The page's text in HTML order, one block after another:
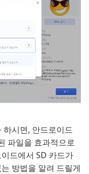
하시면, 안드로이드
파일을 효과적으로
드에서 SD 카드가
방법을 알려 드릴게